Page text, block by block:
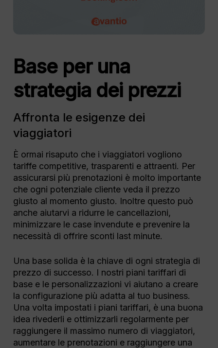
Base per una
strategia dei prezzi
Affronta le esigenze dei
viaggiatori
È ormai risaputo che i viaggiatori vogliono
tariffe competitive, trasparenti e attraenti. Per
assicurarsi più prenotazioni è molto importante
che ogni potenziale cliente veda il prezzo
giusto al momento giusto. Inoltre questo può
anche aiutarvi a ridurre le cancellazioni,
minimizzare le case invendute e prevenire la
necessità di offrire sconti last minute.
Una base solida è la chiave di ogni strategia di
prezzo di successo. I nostri piani tariffari di
base e le personalizzazioni vi aiutano a creare
la configurazione più adatta al tuo business.
Una volta impostati i piani tariffari, è una buona
idea rivederli e ottimizzarli regolarmente per
raggiungere il massimo numero di viaggiatori,
aumentare le prenotazioni e raggiungere una